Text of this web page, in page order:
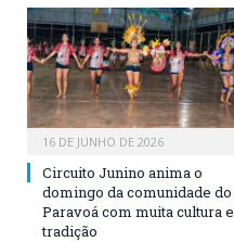
16 DE JUNHO DE 2026
Circuito Junino anima o
domingo da comunidade do
Paravoá com muita cultura e
tradição